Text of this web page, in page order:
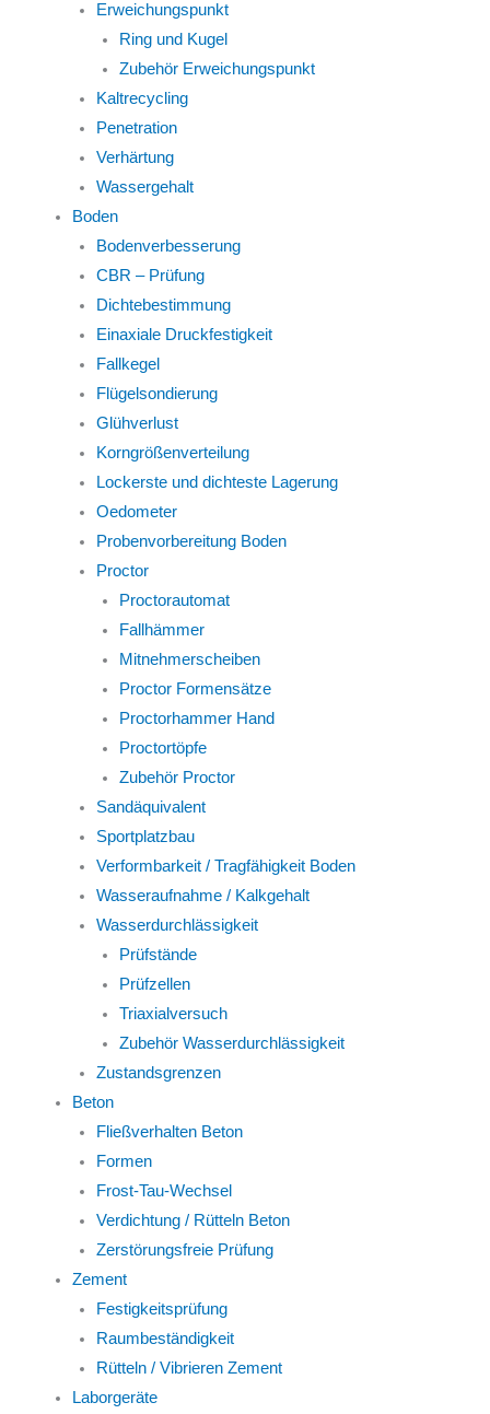
Erweichungspunkt
Ring und Kugel
Zubehör Erweichungspunkt
Kaltrecycling
Penetration
Verhärtung
Wassergehalt
Boden
Bodenverbesserung
CBR – Prüfung
Dichtebestimmung
Einaxiale Druckfestigkeit
Fallkegel
Flügelsondierung
Glühverlust
Korngrößenverteilung
Lockerste und dichteste Lagerung
Oedometer
Probenvorbereitung Boden
Proctor
Proctorautomat
Fallhämmer
Mitnehmerscheiben
Proctor Formensätze
Proctorhammer Hand
Proctortöpfe
Zubehör Proctor
Sandäquivalent
Sportplatzbau
Verformbarkeit / Tragfähigkeit Boden
Wasseraufnahme / Kalkgehalt
Wasserdurchlässigkeit
Prüfstände
Prüfzellen
Triaxialversuch
Zubehör Wasserdurchlässigkeit
Zustandsgrenzen
Beton
Fließverhalten Beton
Formen
Frost-Tau-Wechsel
Verdichtung / Rütteln Beton
Zerstörungsfreie Prüfung
Zement
Festigkeitsprüfung
Raumbeständigkeit
Rütteln / Vibrieren Zement
Laborgeräte